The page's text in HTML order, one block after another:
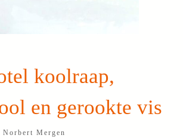
koolraap,
en gerookte vis
Norbert Mergen